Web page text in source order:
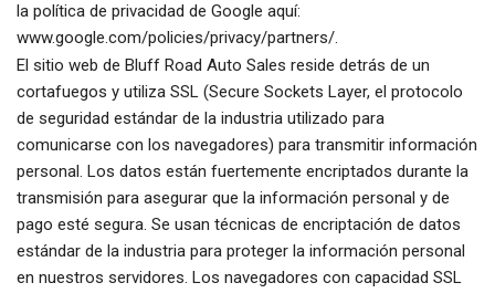
la política de privacidad de Google aquí:
www.google.com/policies/privacy/partners/.
El sitio web de Bluff Road Auto Sales reside detrás de un
cortafuegos y utiliza SSL (Secure Sockets Layer, el protocolo
de seguridad estándar de la industria utilizado para
comunicarse con los navegadores) para transmitir información
personal. Los datos están fuertemente encriptados durante la
transmisión para asegurar que la información personal y de
pago esté segura. Se usan técnicas de encriptación de datos
estándar de la industria para proteger la información personal
en nuestros servidores. Los navegadores con capacidad SSL